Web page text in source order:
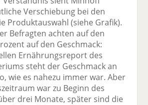
Verschiebung bei den
Produktauswahl (siehe Grafik).
Befragten achten auf den
auf den Geschmack:
Ernährungsreport des
steht der Geschmack an
wie es nahezu immer war. Aber
war zu Beginn des
drei Monate, später sind die